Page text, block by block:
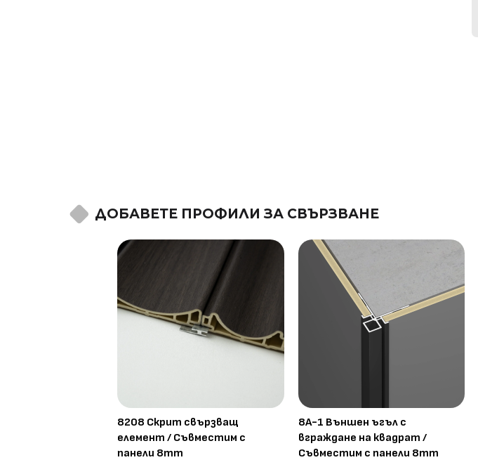
ДОБАВЕТЕ ПРОФИЛИ ЗА СВЪРЗВАНЕ
8208 Скрит свързващ
елемент / Съвместим с
панели 8mm
8A-1 Външен ъгъл с
вграждане на квадрат /
Съвместим с панели 8mm